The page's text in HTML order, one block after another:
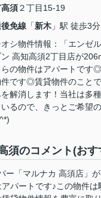
高須２丁目15-19
免線 「新木 」駅 徒歩3分
シ物件情報：「エンゼ
高知高須2丁目店が
の物件はアパートです
です◎賃貸物件のこと
解消します！当社は多
るので、きっとご希望
須のコメント(お
ー「マルナカ 高須店」
パートです♪この物件